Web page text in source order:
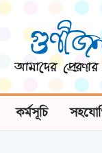
কর্মসূচি